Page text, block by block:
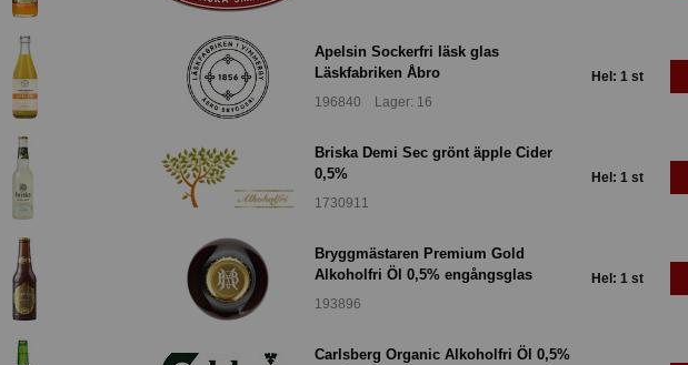
Apelsin Sockerfri läsk glas
Läskfabriken Åbro
196840 Lager: 16
Hel: 1 st
Briska Demi Sec grönt äpple Cider
0,5%
1730911
Hel: 1 st
Bryggmästaren Premium Gold
Alkoholfri Öl 0,5% engångsglas
193896
Hel: 1 st
Carlsberg Organic Alkoholfri Öl 0,5%